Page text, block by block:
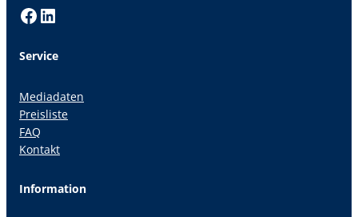
Facebook LinkedIn
Service
Mediadaten
Preisliste
FAQ
Kontakt
Information